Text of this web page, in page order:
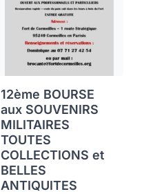
12ème BOURSE
aux SOUVENIRS
MILITAIRES
TOUTES
COLLECTIONS et
BELLES
ANTIQUITES